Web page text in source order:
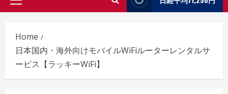
Primary
Home
日本国内・海外向けモバイルWiFiルーターレンタルサ
ービス【ラッキーWiFi】